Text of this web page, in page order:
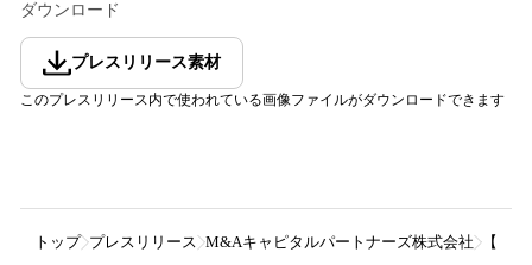
ダウンロード
プレスリリース素材
このプレスリリース内で使われている画像ファイルがダウンロードできます
トップ プレスリリース M&Aキャピタルパートナーズ株式会社 【